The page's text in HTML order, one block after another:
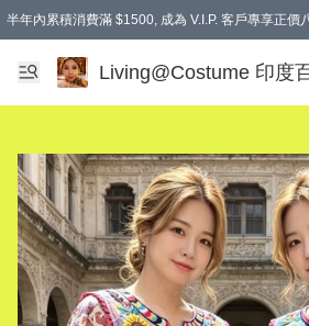
半年內累積消費滿 $1500, 成為 V.I.P. 客戶專享正價
滿$600免本地運費
Living@Costume 印度